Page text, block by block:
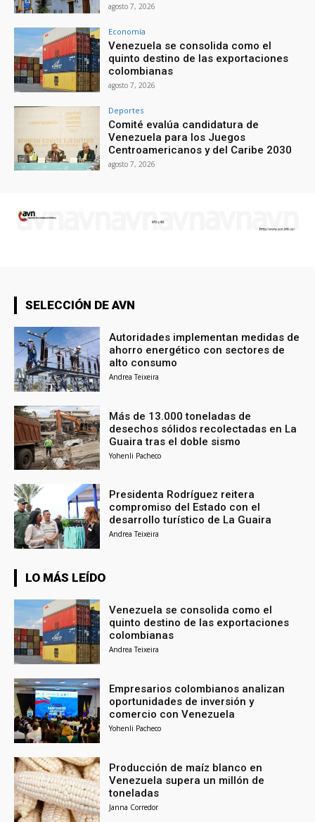
agosto 7, 2026
Economía
Venezuela se consolida como el
quinto destino de las exportaciones
colombianas
agosto 7, 2026
Deportes
Comité evalúa candidatura de
Venezuela para los Juegos
Centroamericanos y del Caribe 2030
agosto 7, 2026
SELECCIÓN DE AVN
Autoridades implementan medidas de
ahorro energético con sectores de
alto consumo
Andrea Teixeira
Más de 13.000 toneladas de
desechos sólidos recolectadas en La
Guaira tras el doble sismo
Yohenli Pacheco
Presidenta Rodríguez reitera
compromiso del Estado con el
desarrollo turístico de La Guaira
Andrea Teixeira
LO MÁS LEÍDO
Venezuela se consolida como el
quinto destino de las exportaciones
colombianas
Andrea Teixeira
Empresarios colombianos analizan
oportunidades de inversión y
comercio con Venezuela
Yohenli Pacheco
Producción de maíz blanco en
Venezuela supera un millón de
toneladas
Janna Corredor